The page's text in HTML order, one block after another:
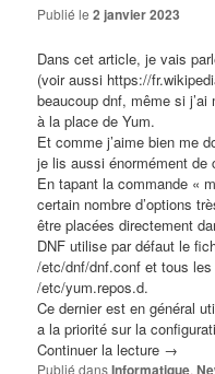
Publié le2 janvier 2023
Dans cet article, je vais
(voir aussi https://
beaucoup dnf, même si
à la place de Yum.
Et comme j’aime bien me
je lis aussi énormément de
En tapant la commande «
certain nombre d’options
être placées directement
DNF utilise par défaut le
/etc/dnf/dnf.conf et tous
/etc/yum.repos.d.
Ce dernier est en général
a la priorité sur la
Continuer la lecture →
Publié dansInformatique,